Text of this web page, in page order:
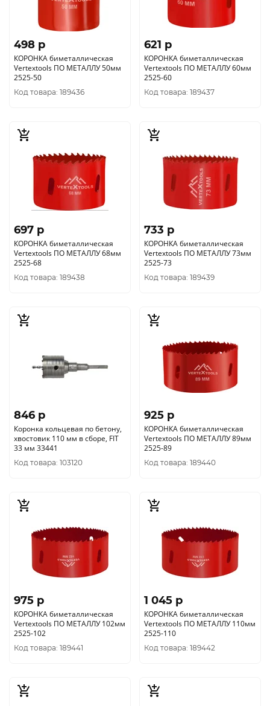
498 p
КОРОНКА биметаллическая
Vertextools ПО МЕТАЛЛУ 50мм
2525-50
Код товара: 189436
621 p
КОРОНКА биметаллическая
Vertextools ПО МЕТАЛЛУ 60мм
2525-60
Код товара: 189437
697 p
КОРОНКА биметаллическая
Vertextools ПО МЕТАЛЛУ 68мм
2525-68
Код товара: 189438
733 p
КОРОНКА биметаллическая
Vertextools ПО МЕТАЛЛУ 73мм
2525-73
Код товара: 189439
846 p
Коронка кольцевая по бетону,
хвостовик 110 мм в сборе, FIT
33 мм 33441
Код товара: 103120
925 p
КОРОНКА биметаллическая
Vertextools ПО МЕТАЛЛУ 89мм
2525-89
Код товара: 189440
975 p
КОРОНКА биметаллическая
Vertextools ПО МЕТАЛЛУ 102мм
2525-102
Код товара: 189441
1 045 p
КОРОНКА биметаллическая
Vertextools ПО МЕТАЛЛУ 110мм
2525-110
Код товара: 189442